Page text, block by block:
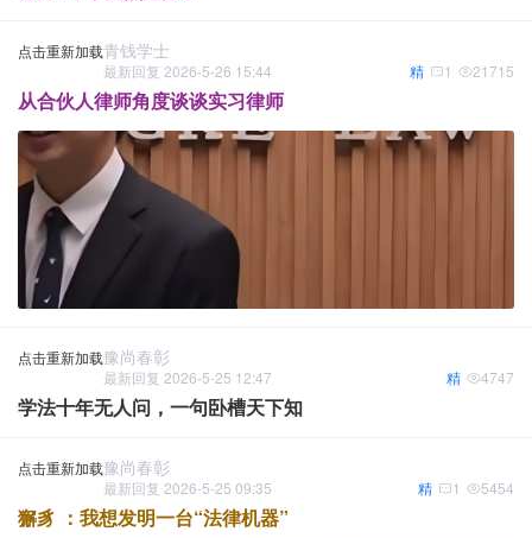
点击重新加载青钱学士
最新回复 2026-5-26 15:44 21715
1
精
从合伙人律师角度谈谈实习律师
点击重新加载豫尚春彰
最新回复 2026-5-25 12:47 4747
精
学法十年无人问，一句卧槽天下知
点击重新加载豫尚春彰
最新回复 2026-5-25 09:35 5454
1
精
獬豸 ：我想发明一台“法律机器”